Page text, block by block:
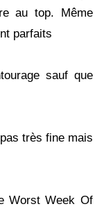
au top. Même
parfaits
sauf que
très fine mais
Worst Week Of